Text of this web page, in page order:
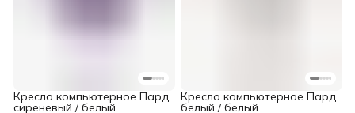
Кресло компьютерное Пард
сиреневый / белый
Кресло компьютерное Пард
белый / белый